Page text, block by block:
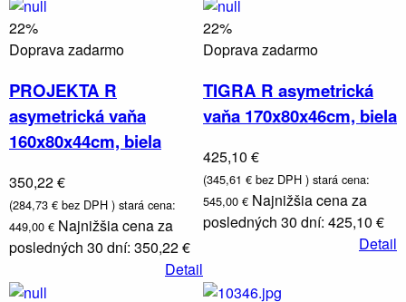
22%
Doprava zadarmo
PROJEKTA R
asymetrická vaňa
160x80x44cm, biela
350,22 €
(284,73 € bez DPH ) stará cena:
449,00 € Najnižšia cena za
posledných 30 dní: 350,22 €
Detail
22%
Doprava zadarmo
TIGRA R asymetrická
vaňa 170x80x46cm, biela
425,10 €
(345,61 € bez DPH ) stará cena:
545,00 € Najnižšia cena za
posledných 30 dní: 425,10 €
Detail